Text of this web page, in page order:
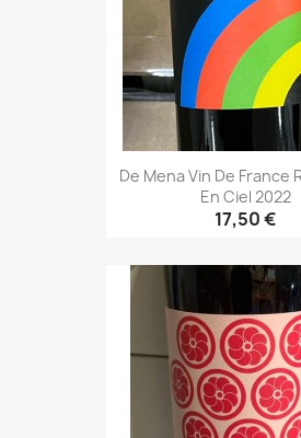
De Mena Vin De France
En Ciel 2022
17,50 €